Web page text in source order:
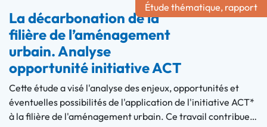
Étude thématique, rapport
La décarbonation de la
filière de l’aménagement
urbain. Analyse
opportunité initiative ACT
Cette étude a visé l'analyse des enjeux, opportunités et
éventuelles possibilités de l'application de l'initiative ACT*
à la filière de l'aménagement urbain. Ce travail contribue…